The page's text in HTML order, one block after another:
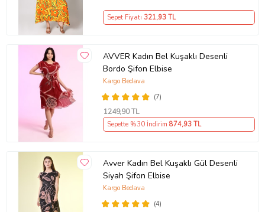
Sepet Fiyatı 321,93 TL
AVVER Kadın Bel Kuşaklı Desenli
Bordo Şifon Elbise
(7)
Kargo Bedava
1249,90 TL
Sepette %30 İndirim 874,93 TL
Avver Kadın Bel Kuşaklı Gül Desenli
Siyah Şifon Elbise
(4)
Kargo Bedava